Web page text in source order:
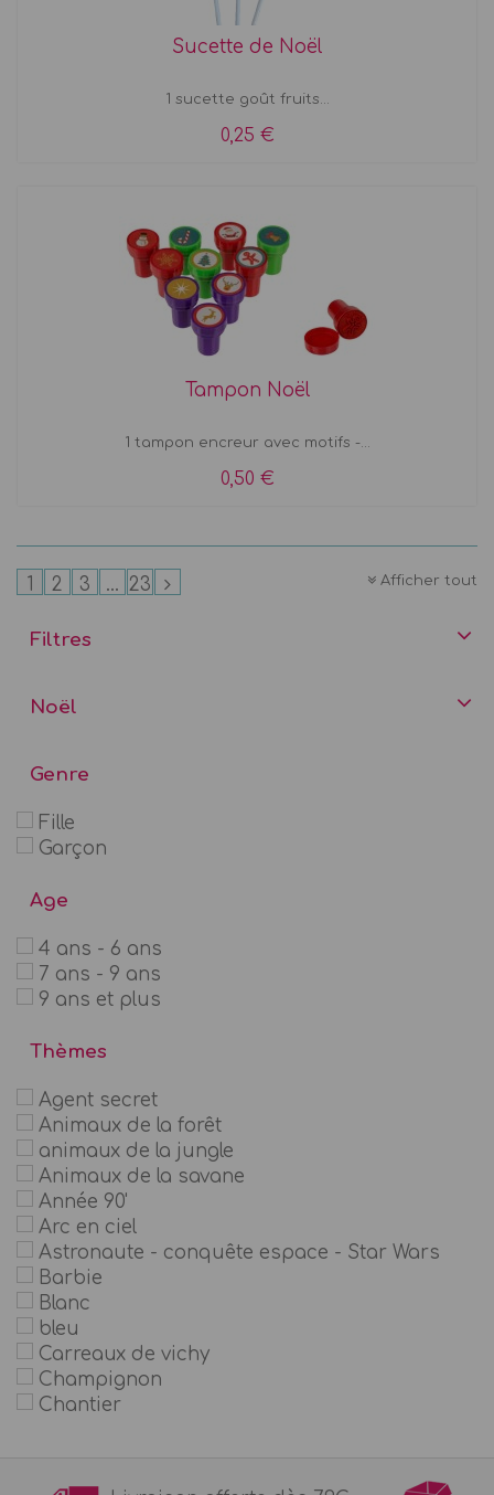
Sucette de Noël
1 sucette goût fruits...
0,25 €
Tampon Noël
1 tampon encreur avec motifs -...
0,50 €
Afficher tout
1 2 3 ... 23
Filtres
Noël
Genre
Fille
Garçon
Age
4 ans - 6 ans
7 ans - 9 ans
9 ans et plus
Thèmes
Agent secret
Animaux de la forêt
animaux de la jungle
Animaux de la savane
Année 90'
Arc en ciel
Astronaute - conquête espace - Star Wars
Barbie
Blanc
bleu
Carreaux de vichy
Champignon
Chantier
Cirque